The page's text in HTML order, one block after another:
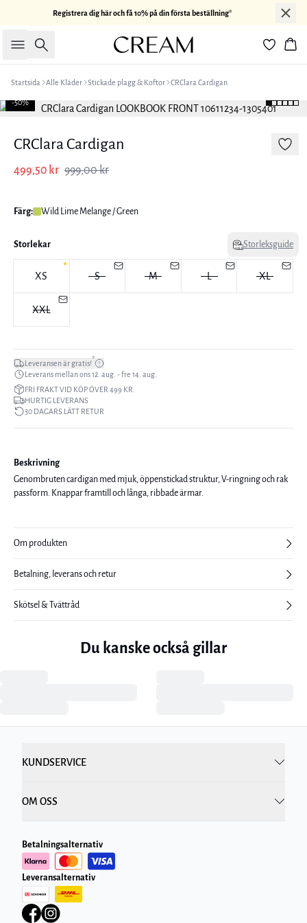
Registrera dig här och få 10% på din första beställning*
Sök
Startsida Alle Kläder Stickade plagg & Koftor CRClara Cardigan
-50%
CRClara Cardigan
499,50 kr 999,00 kr
Färg: Wild Lime Melange / Green
Storlekar Storleksguide
XS S M L XL
XXL
Leveransen är gratis!*
Leverans mellan ons 12. aug. - fre 14. aug.
FRI FRAKT VID KÖP ÖVER 499 KR.
HURTIG LEVERANS
30 DAGARS LÄTT RETUR
Beskrivning
Genombruten cardigan med mjuk, öppenstickad struktur, V-ringning och rak
passform. Knappar framtill och långa, ribbade ärmar.
Om produkten
Betalning, leverans och retur
Skötsel & Tvättråd
Du kanske också gillar
KUNDSERVICE
OM OSS
Betalningsalternativ
Leveransalternativ